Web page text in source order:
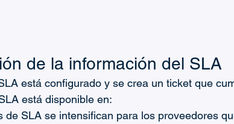
de la información del SLA
está configurado y se crea un ticket que
está disponible en:
de SLA se intensifican para los proveedores